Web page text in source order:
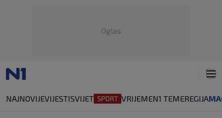
Oglas
NAJNOVIJEVIJESTISVIJET VRIJEMEN1 TEMEREGIJA